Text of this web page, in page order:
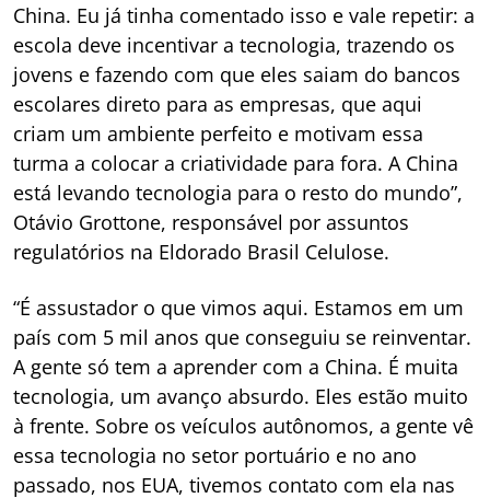
China. Eu já tinha comentado isso e vale repetir: a
escola deve incentivar a tecnologia, trazendo os
jovens e fazendo com que eles saiam do bancos
escolares direto para as empresas, que aqui
criam um ambiente perfeito e motivam essa
turma a colocar a criatividade para fora. A China
está levando tecnologia para o resto do mundo”,
Otávio Grottone, responsável por assuntos
regulatórios na Eldorado Brasil Celulose.
“É assustador o que vimos aqui. Estamos em um
país com 5 mil anos que conseguiu se reinventar.
A gente só tem a aprender com a China. É muita
tecnologia, um avanço absurdo. Eles estão muito
à frente. Sobre os veículos autônomos, a gente vê
essa tecnologia no setor portuário e no ano
passado, nos EUA, tivemos contato com ela nas